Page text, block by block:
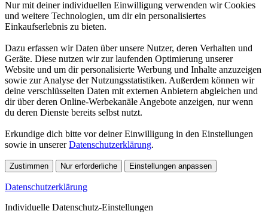
Nur mit deiner individuellen Einwilligung verwenden wir Cookies
und weitere Technologien, um dir ein personalisiertes
Einkaufserlebnis zu bieten.
Dazu erfassen wir Daten über unsere Nutzer, deren Verhalten und
Geräte. Diese nutzen wir zur laufenden Optimierung unserer
Website und um dir personalisierte Werbung und Inhalte anzuzeigen
sowie zur Analyse der Nutzungsstatistiken. Außerdem können wir
deine verschlüsselten Daten mit externen Anbietern abgleichen und
dir über deren Online-Werbekanäle Angebote anzeigen, nur wenn
du deren Dienste bereits selbst nutzt.
Erkundige dich bitte vor deiner Einwilligung in den Einstellungen
sowie in unsererDatenschutzerklärung.
Zustimmen Nur erforderliche Einstellungen anpassen
Datenschutzerklärung
Individuelle Datenschutz-Einstellungen